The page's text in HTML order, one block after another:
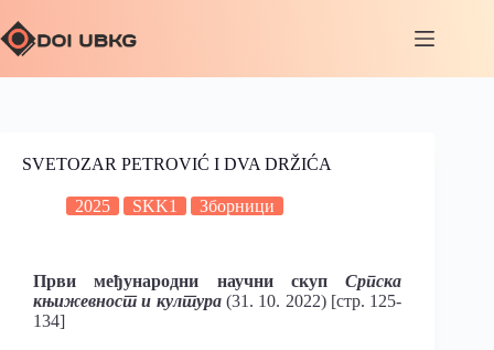
SVETOZAR PETROVIĆ I DVA DRŽIĆA
2025 SKK1 Зборници
Први међународни научни скупСрпска
књижевност и култура (31. 10. 2022) [стр. 125-
134]